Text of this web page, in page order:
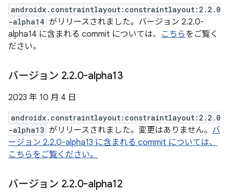
androidx.constraintlayout:constraintlayout:2.2.0
-alpha14 がリリースされました。バージョン 2.2.0-
alpha14 に含まれる commit については、 こちらをご覧く
ださい。
バージョン 2.2.0-alpha13
2023 年 10 月 4 日
androidx.constraintlayout:constraintlayout:2.2.0
-alpha13 がリリースされました。変更はありません。 バ
ージョン 2.2.0-alpha13 に含まれる commit については、
こちらをご覧ください。
バージョン 2.2.0-alpha12